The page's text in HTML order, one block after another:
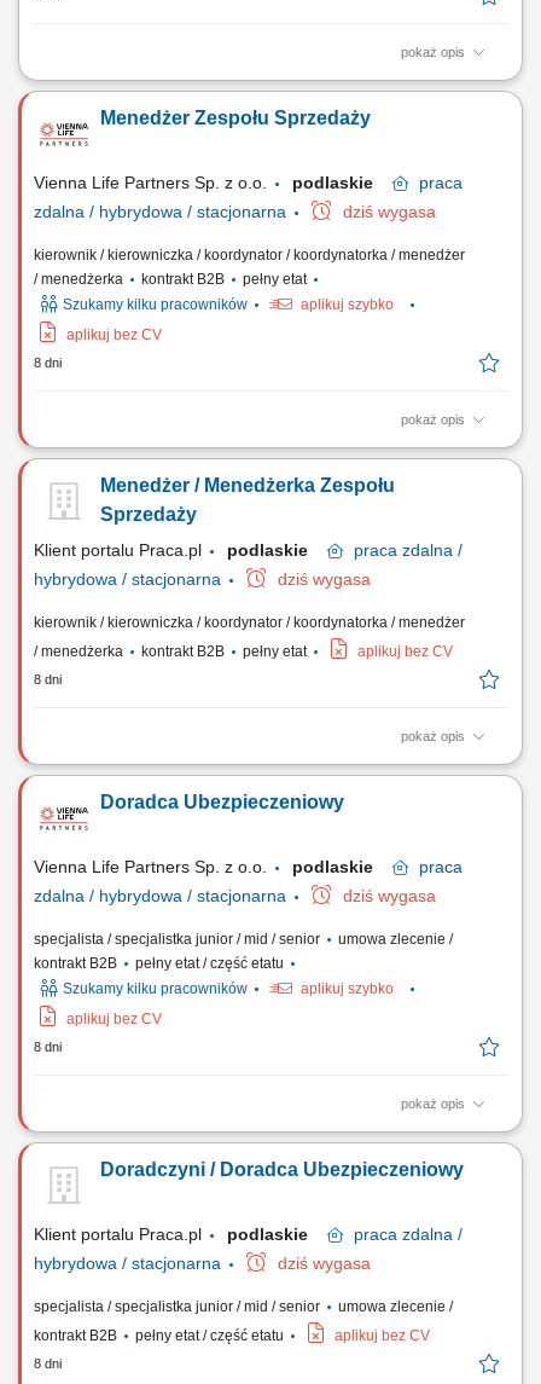
pokaż opis
Udział w próbach i uruchomieniach instalacji elektrycznych na
montażu urządzeń oraz nadzór nad testami rozruchowymi.
Sprawdzanie działania systemów zabezpieczeń i sterowania oraz
Menedżer Zespołu Sprzedaży
Vienna Life Partners Sp. z o.o. podlaskie
praca
zdalna / hybrydowa / stacjonarna
dziś wygasa
kierownik / kierowniczka / koordynator / koordynatorka / menedżer
/ menedżerka
kontrakt B2B
pełny etat
Szukamy kilku pracowników
aplikuj szybko
aplikuj bez CV
8 dni
pokaż opis
Twój zakres obowiązków: Twoim zadaniem będzie prowadzenie
Będziesz zarządzał/a podległym zespołem Doradców
Ubezpieczeniowych. Będziesz odpowiedzialny/a za wdrożenie
Menedżer / Menedżerka Zespołu
Sprzedaży
Klient portalu Praca.pl podlaskie praca zdalna /
hybrydowa / stacjonarna
dziś wygasa
kierownik / kierowniczka / koordynator / koordynatorka / menedżer
/ menedżerka
kontrakt B2B pełny etat aplikuj bez CV
8 dni
pokaż opis
Rekrutacja i budowa zespołu Doradców Ubezpieczeniowych.
Wdrażanie nowych Doradców w sprzedaż produktów
ubezpieczeniowych. Bieżące wsparcie zespołu w realizacji celów.
Doradca Ubezpieczeniowy
Vienna Life Partners Sp. z o.o. podlaskie
praca
zdalna / hybrydowa / stacjonarna
dziś wygasa
specjalista / specjalistka junior / mid / senior
umowa zlecenie /
kontrakt B2B
pełny etat / część etatu
Szukamy kilku pracowników
aplikuj szybko
aplikuj bez CV
8 dni
pokaż opis
Twój zakres obowiązków: Będziesz aktywnie poszukiwać nowych
życie, majątkowe, grupowe). Będziesz przygotowywać oferty
ubezpieczeniowe i prowadzić spotkania z klientami. Twoim zadaniem
Doradczyni / Doradca Ubezpieczeniowy
Klient portalu Praca.pl podlaskie praca zdalna /
hybrydowa / stacjonarna
dziś wygasa
specjalista / specjalistka junior / mid / senior
umowa zlecenie /
kontrakt B2B
pełny etat / część etatu aplikuj bez CV
8 dni